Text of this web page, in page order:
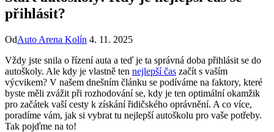
přihlásit?
OdAuto Arena Kolín 4. 11. 2025
Vždy jste snila o řízení auta a ‍teď je ta správná doba přihlásit ‍se do‌
autoškoly. Ale kdy​ je vlastně ten nejlepší čas začít s ⁣vaším
výcvikem?​ V našem dnešním článku se podíváme na ‌faktory, které
byste měli⁤ zvážit při rozhodování ​se, kdy je ten⁢ optimální okamžik⁢
pro začátek‌ vaší ⁤cesty ​k získání řidičského oprávnění. ​A co více,
poradíme ‌vám, jak si vybrat tu nejlepší autoškolu ⁢pro vaše potřeby.
Tak pojďme na to!